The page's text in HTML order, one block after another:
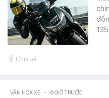
Chia sẻ
VĂN HÓA XE - 6 GIỜ TRƯỚC